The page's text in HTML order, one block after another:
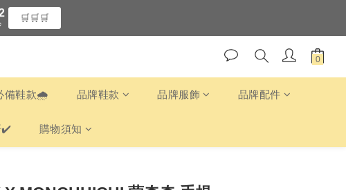
🛒🛒🛒
備鞋款🌧️ 品牌鞋款 品牌服飾 品牌配件
✔️ 購物須知